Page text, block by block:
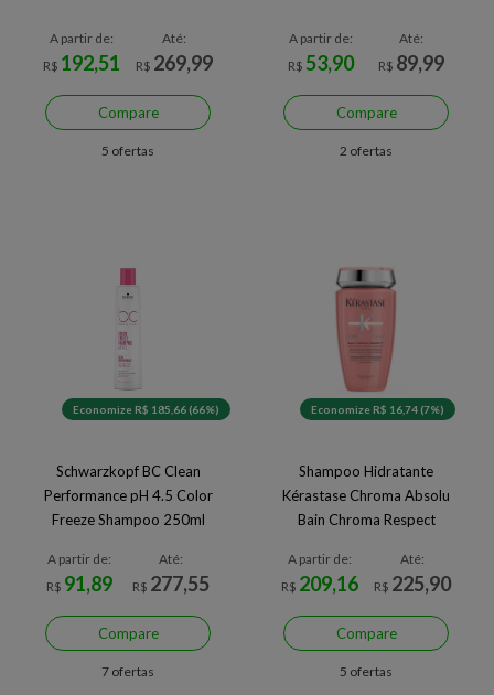
A partir de:
R$ 192,51
Até:
R$ 269,99
Compare
5 ofertas
A partir de:
R$53,90
Até:
R$ 89,99
Compare
2 ofertas
Economize R$ 185,66 (66%)
Schwarzkopf BC Clean
Performance pH 4.5 Color
Freeze Shampoo 250ml
A partir de:
R$ 91,89
Até:
R$ 277,55
Compare
7 ofertas
Economize R$ 16,74 (7%)
Shampoo Hidratante
Kérastase Chroma Absolu
Bain Chroma Respect
A partir de:
R$ 209,16
Até:
R$ 225,90
Compare
5 ofertas